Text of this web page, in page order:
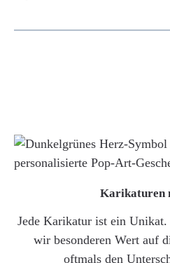
Karikaturen
Jede Karikatur ist ein
wir besonderen Wert auf
oftmals den